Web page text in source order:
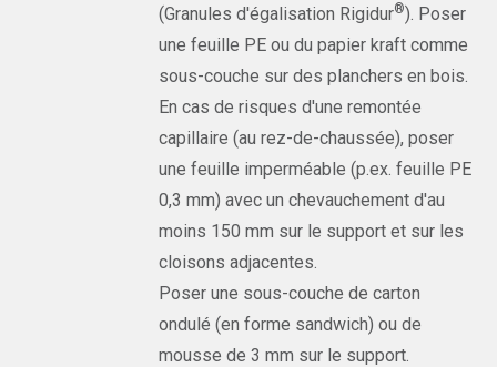
(Granules d'égalisation Rigidur®). Poser
une feuille PE ou du papier kraft comme
sous-couche sur des planchers en bois.
En cas de risques d'une remontée
capillaire (au rez-de-chaussée), poser
une feuille imperméable (p.ex. feuille PE
0,3 mm) avec un chevauchement d'au
moins 150 mm sur le support et sur les
cloisons adjacentes.
Poser une sous-couche de carton
ondulé (en forme sandwich) ou de
mousse de 3 mm sur le support.